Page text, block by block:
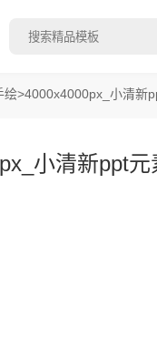
绘>4000x4000px_小清新
小清新ppt